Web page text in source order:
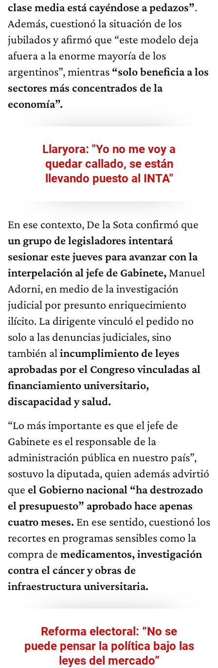
clase media está cayéndose a pedazos”.
Además, cuestionó la situación de los
jubilados y afirmó que “este modelo deja
afuera a la enorme mayoría de los
argentinos”, mientras “solo beneficia a los
sectores más concentrados de la
economía”.
Llaryora: "Yo no me voy a
quedar callado, se están
llevando puesto al INTA"
En ese contexto, De la Sota confirmó que
un grupo de legisladores intentará
sesionar este jueves para avanzar con la
interpelación al jefe de Gabinete, Manuel
Adorni, en medio de la investigación
judicial por presunto enriquecimiento
ilícito. La dirigente vinculó el pedido no
solo a las denuncias judiciales, sino
también al incumplimiento de leyes
aprobadas por el Congreso vinculadas al
financiamiento universitario,
discapacidad y salud.
“Lo más importante es que el jefe de
Gabinete es el responsable de la
administración pública en nuestro país”,
sostuvo la diputada, quien además advirtió
que el Gobierno nacional “ha destrozado
el presupuesto” aprobado hace apenas
cuatro meses. En ese sentido, cuestionó los
recortes en programas sensibles como la
compra de medicamentos, investigación
contra el cáncer y obras de
infraestructura universitaria.
Reforma electoral: “No se
puede pensar la política bajo las
leyes del mercado”​